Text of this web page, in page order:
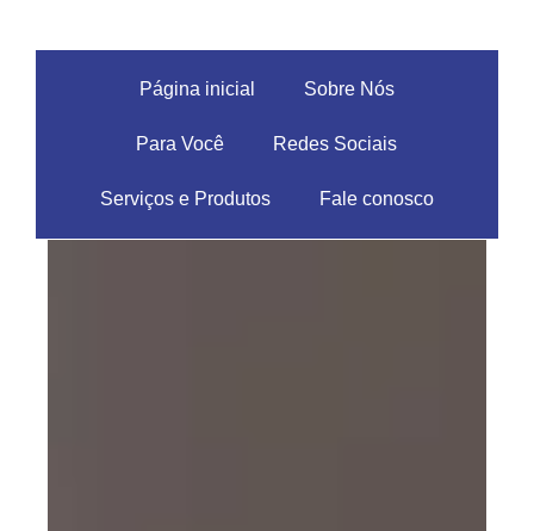
Página inicial Sobre Nós
Para Você Redes Sociais
Serviços e Produtos Fale conosco